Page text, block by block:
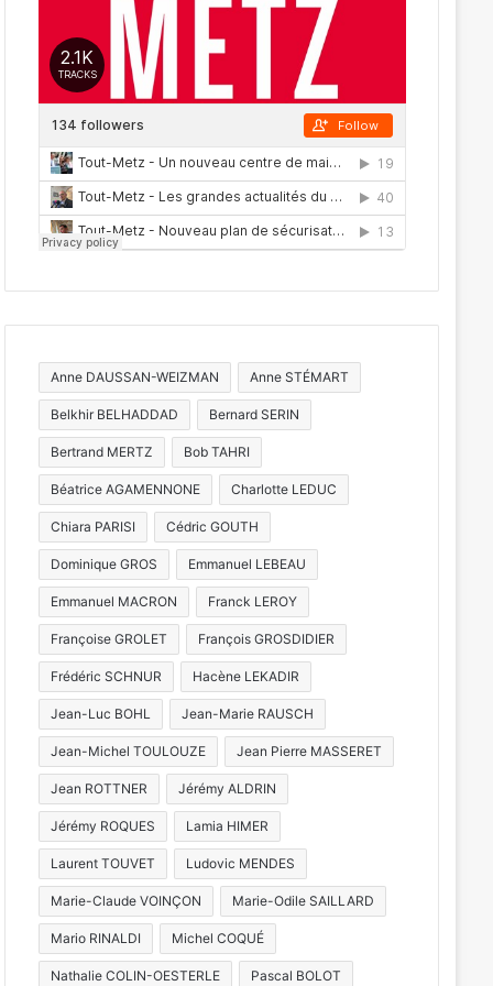
Anne DAUSSAN-WEIZMAN Anne STÉMART
Belkhir BELHADDAD Bernard SERIN
Bertrand MERTZ Bob TAHRI
Béatrice AGAMENNONE Charlotte LEDUC
Chiara PARISI Cédric GOUTH
Dominique GROS Emmanuel LEBEAU
Emmanuel MACRON Franck LEROY
Françoise GROLET François GROSDIDIER
Frédéric SCHNUR Hacène LEKADIR
Jean-Luc BOHL Jean-Marie RAUSCH
Jean-Michel TOULOUZE Jean Pierre MASSERET
Jean ROTTNER Jérémy ALDRIN
Jérémy ROQUES Lamia HIMER
Laurent TOUVET Ludovic MENDES
Marie-Claude VOINÇON Marie-Odile SAILLARD
Mario RINALDI Michel COQUÉ
Nathalie COLIN-OESTERLE Pascal BOLOT